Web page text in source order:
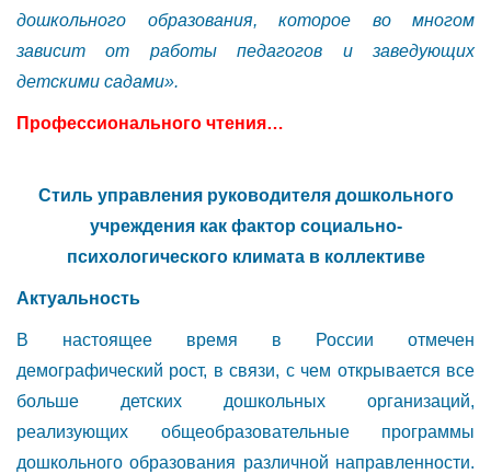
дошкольного образования, которое во многом
зависит от работы педагогов и заведующих
детскими садами».
Профессионального чтения…
Стиль управления руководителя дошкольного
учреждения как фактор социально-
психологического климата в коллективе
Актуальность
В настоящее время в России отмечен
демографический рост, в связи, с чем открывается все
больше детских дошкольных организаций,
реализующих общеобразовательные программы
дошкольного образования различной направленности.